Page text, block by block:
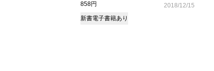
858円
2018/12/15
新書電子書籍あり